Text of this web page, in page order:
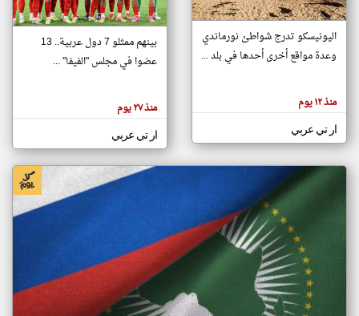
تغيير الدولة
اخبار جزر القمر على مدار الساعة
أهم اخبار جزر القمر العاجلة والمباشرة
هنا عن
وجهة
كاتبيها.
اليونيسكو تدرج شواطئ نورماندي
وعدة مواقع أخرى أحدها في بلد ...
منذ ١٢ يوم
ار تي عربي
بينهم ممثلو 7 دول عربية.. 13
عضوا في مجلس "الفيفا" ...
منذ ٢٧ يوم
ار تي عربي
klyoum.com